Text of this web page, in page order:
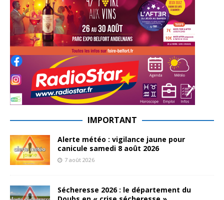
IMPORTANT
Alerte météo : vigilance jaune pour
canicule samedi 8 août 2026
7 août 2026
Sécheresse 2026 : le département du